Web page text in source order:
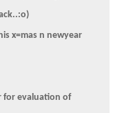
x=mas n newyear
for evaluation of